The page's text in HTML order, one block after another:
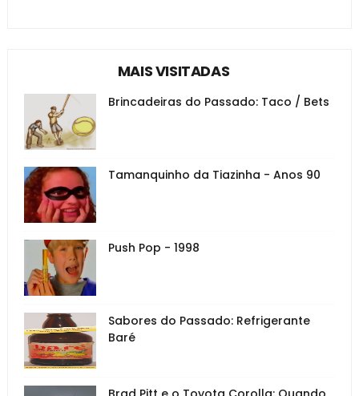
MAIS VISITADAS
Brincadeiras do Passado: Taco / Bets
Tamanquinho da Tiazinha - Anos 90
Push Pop - 1998
Sabores do Passado: Refrigerante
Baré